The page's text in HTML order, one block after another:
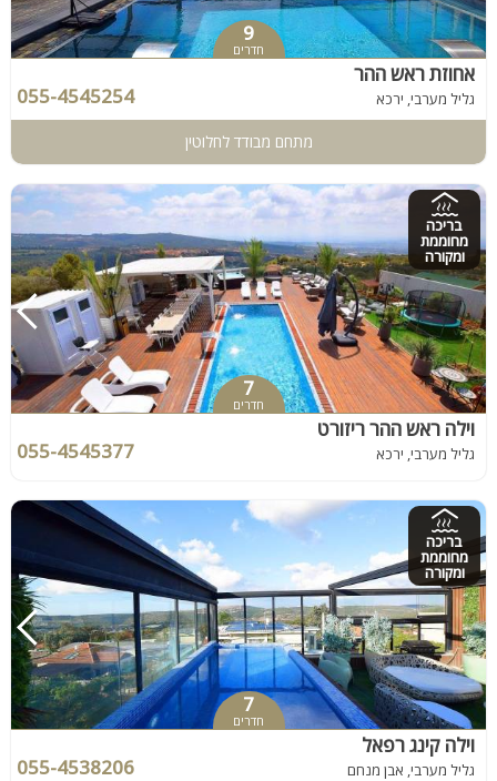
9
חדרים
אחוזת ראש ההר
גליל מערבי, ירכא 055-4545254
מתחם מבודד לחלוטין
בריכה
מחוממת
ומקורה
7
חדרים
וילה ראש ההר ריזורט
גליל מערבי, ירכא 055-4545377
בריכה
מחוממת
ומקורה
7
חדרים
וילה קינג רפאל
גליל מערבי, אבן מנחם 055-4538206